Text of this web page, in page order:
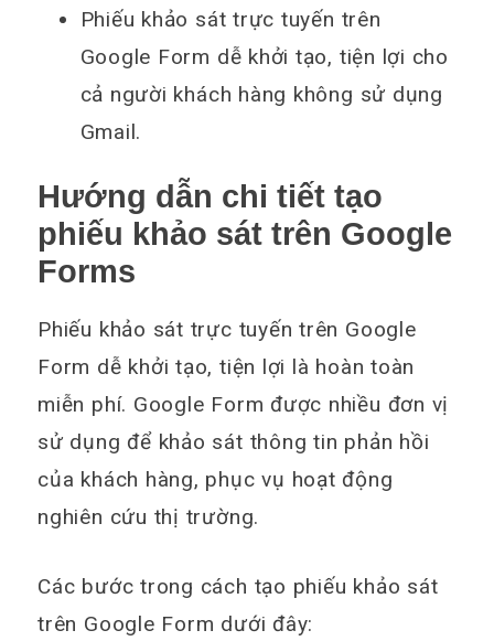
Phiếu khảo sát trực tuyến trên
Google Form dễ khởi tạo, tiện lợi cho
cả người khách hàng không sử dụng
Gmail.
Hướng dẫn chi tiết tạo
phiếu khảo sát trên Google
Forms
Phiếu khảo sát trực tuyến trên Google
Form dễ khởi tạo, tiện lợi là hoàn toàn
miễn phí. Google Form được nhiều đơn vị
sử dụng để khảo sát thông tin phản hồi
của khách hàng, phục vụ hoạt động
nghiên cứu thị trường.
Các bước trong cách tạo phiếu khảo sát
trên Google Form dưới đây: